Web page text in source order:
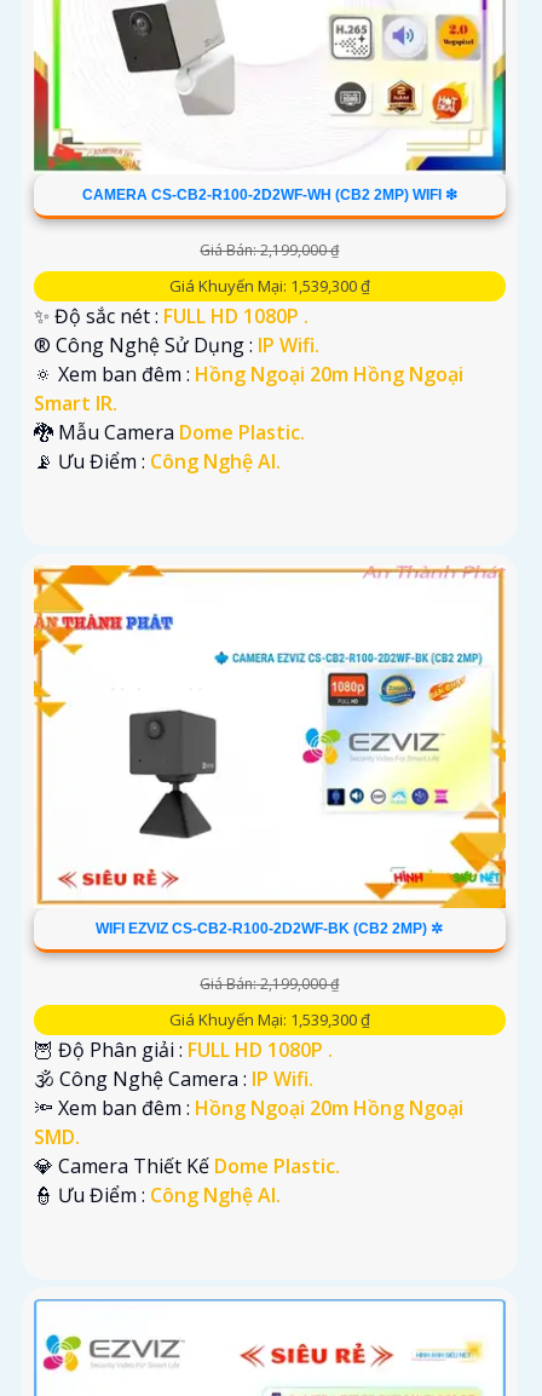
CAMERA CS-CB2-R100-2D2WF-WH (CB2 2MP) WIFI ❇
Giá Bán: 2,199,000 ₫
Giá Khuyến Mại: 1,539,300 ₫
✨ Độ sắc nét : FULL HD 1080P .
®️ Công Nghệ Sử Dụng : IP Wifi.
🔅 Xem ban đêm : Hồng Ngoại 20m Hồng Ngoại
Smart IR.
🐉️ Mẫu Camera Dome Plastic.
️📡 Ưu Điểm : Công Nghệ AI.
WIFI EZVIZ CS-CB2-R100-2D2WF-BK (CB2 2MP) ✲
Giá Bán: 2,199,000 ₫
Giá Khuyến Mại: 1,539,300 ₫
🦉 Độ Phân giải : FULL HD 1080P .
🕉️ Công Nghệ Camera : IP Wifi.
🔦 Xem ban đêm : Hồng Ngoại 20m Hồng Ngoại
SMD.
💎 Camera Thiết Kế Dome Plastic.
️👮 Ưu Điểm : Công Nghệ AI.